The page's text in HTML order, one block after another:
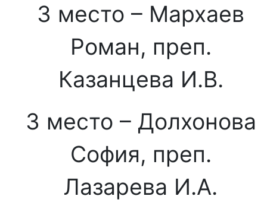
3 место – Мархаев
Роман, преп.
Казанцева И.В.
3 место – Долхонова
София, преп.
Лазарева И.А.